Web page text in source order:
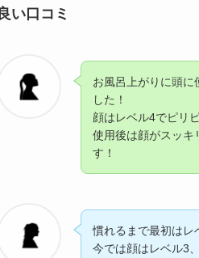
い口コミ
お風呂上がりに頭に
した！
顔はレベル4でピリ
使用後は顔がスッキ
す！
慣れるまで最初はレ
今では顔はレベル3